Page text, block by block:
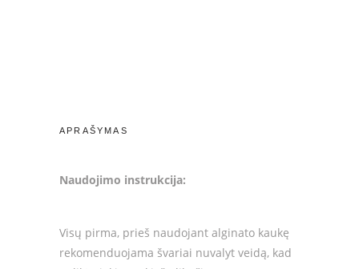
APRAŠYMAS
Naudojimo instrukcija:
Visų pirma, prieš naudojant alginato kaukę
rekomenduojama švariai nuvalyt veidą, kad